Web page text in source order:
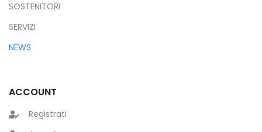
SOSTENITORI
SERVIZI
NEWS
ACCOUNT
Registrati